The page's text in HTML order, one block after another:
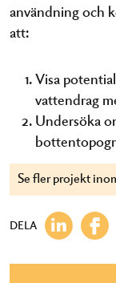
användning och
att:
Visa
vattendrag
Undersöka
Se fler projekt
DELA